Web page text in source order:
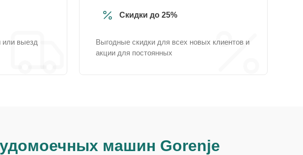
или выезд
Скидки до 25%
Выгодные скидки для всех новых клиентов и
акции для постоянных
машин Gorenje